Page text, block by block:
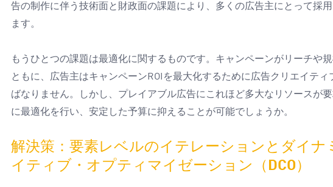
告の制作に伴う技術面と財政面の課題により、多くの広告主にとって採
ます。
もうひとつの課題は最適化に関するものです。キャンペーンがリーチや
ともに、広告主はキャンペーンROI を最大化するために広告クリエイテ
ばなりません。しかし、プレイアブル広告にこれほど多大なリソースが
に最適化を行い、安定した予算に抑えることが可能でしょうか。
解決策：要素レベルのイテレーションとダイナ
イティブ・オプティマイゼーション（ DCO）